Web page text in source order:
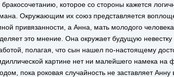
которое со стороны кажется
Окружающим их союз представляется
привязанности, а Анна, мать молодого
это мнение. Она окружает будущую
полагая, что сын нашел по-настоящему
картине нет ни малейшего намека на
пока роковая случайность не заставляет Анну